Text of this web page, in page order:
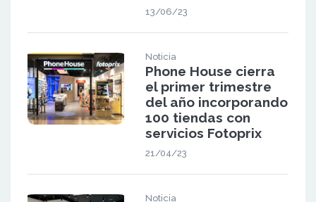
13/06/23
Noticia
Phone House cierra
el primer trimestre
del año incorporando
100 tiendas con
servicios Fotoprix
21/04/23
Noticia